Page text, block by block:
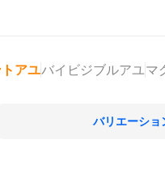
トアユバイビジブルアユマ
バリエーショ